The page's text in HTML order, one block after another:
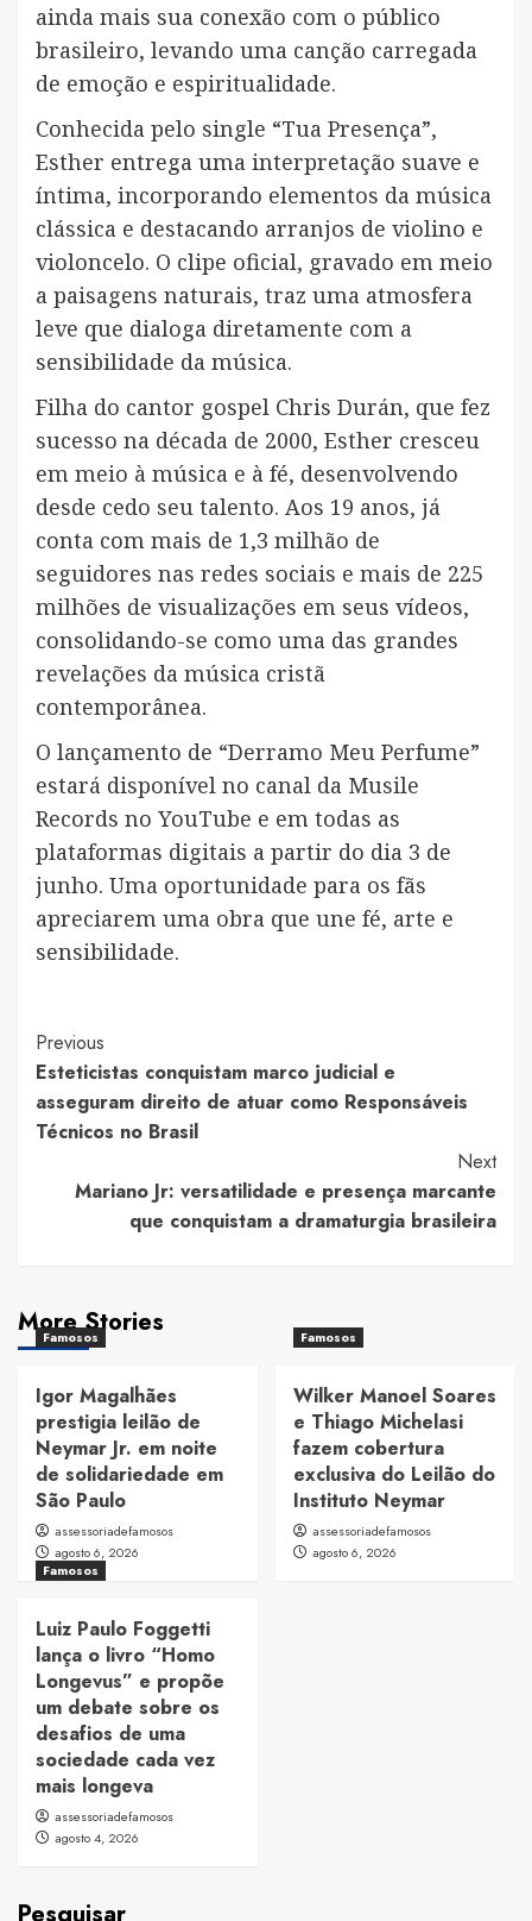
ainda mais sua conexão com o público
brasileiro, levando uma canção carregada
de emoção e espiritualidade.
Conhecida pelo single “Tua Presença”,
Esther entrega uma interpretação suave e
íntima, incorporando elementos da música
clássica e destacando arranjos de violino e
violoncelo. O clipe oficial, gravado em meio
a paisagens naturais, traz uma atmosfera
leve que dialoga diretamente com a
sensibilidade da música.
Filha do cantor gospel Chris Durán, que fez
sucesso na década de 2000, Esther cresceu
em meio à música e à fé, desenvolvendo
desde cedo seu talento. Aos 19 anos, já
conta com mais de 1,3 milhão de
seguidores nas redes sociais e mais de 225
milhões de visualizações em seus vídeos,
consolidando-se como uma das grandes
revelações da música cristã
contemporânea.
O lançamento de “Derramo Meu Perfume”
estará disponível no canal da Musile
Records no YouTube e em todas as
plataformas digitais a partir do dia 3 de
junho. Uma oportunidade para os fãs
apreciarem uma obra que une fé, arte e
sensibilidade.
Post
Navigation
Previous
Esteticistas conquistam marco judicial e
asseguram direito de atuar como Responsáveis
Técnicos no Brasil
Next
Mariano Jr: versatilidade e presença marcante
que conquistam a dramaturgia brasileira
More Stories
Famosos
Igor Magalhães
prestigia leilão de
Neymar Jr. em noite
de solidariedade em
São Paulo
assessoriadefamosos
agosto 6, 2026
Famosos
Wilker Manoel Soares
e Thiago Michelasi
fazem cobertura
exclusiva do Leilão do
Instituto Neymar
assessoriadefamosos
agosto 6, 2026
Famosos
Luiz Paulo Foggetti
lança o livro “Homo
Longevus” e propõe
um debate sobre os
desafios de uma
sociedade cada vez
mais longeva
assessoriadefamosos
agosto 4, 2026